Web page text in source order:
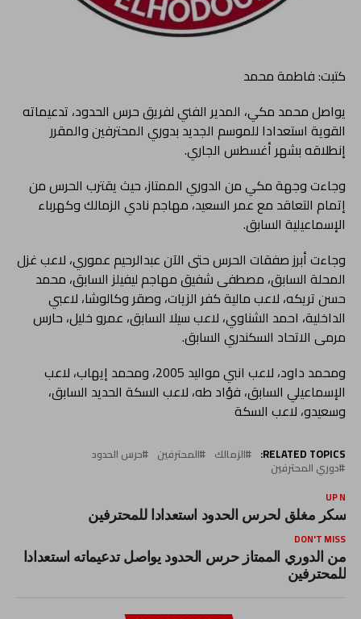
كتبت: فاطمة محمد
يواصل محمد مكي، المدير الفني لفريق حرس الحدود، تدعيماته
القوية استعدادا للموسم الجديد بدوري المحترفين والمقرر
إنطلاقه بشهر أغسطس الجاري.
وجاءت وجهة مكي من الدوري الممتاز، حيث يقترب الحرس من
إتمام التعاقد مع عمر السعيد، مهاجم نادي الزمالك وكهرباء
الإسماعيلية السابق.
وجاءت أبرز صفقات الحرس حتى الآن عبدالرحيم عموري، لاعب غزل
المحلة السابق، مصطفى شفيق مهاجم ليفيلز السابق، محمد
حسن تريكه، لاعب مالية كفر الزيات، وصقر وكالوشا، لاعبي
الداخلية، احمد الشناوي، لاعب سيلا السابق، عمرو خليل، حارس
مرمى الاتحاد السكندري السابق.
ومحمد داود، لاعب انبي مواليد 2005، ومحمد إيهاب، لاعب
الإسماعيلي السابق، فؤاد طه، لاعب السكة الحديد السابق،
وسعيدو، لاعب السكة
RELATED TOPICS: الزمالك المحترفين حرس الحدود
دوري المحترفين
UP
مغلق لحرس الحدود استعدادا للمحترفين
DON'T MISS
من الدوري الممتاز حرس الحدود يواصل تدعيماته استعدادا
للمحترفين